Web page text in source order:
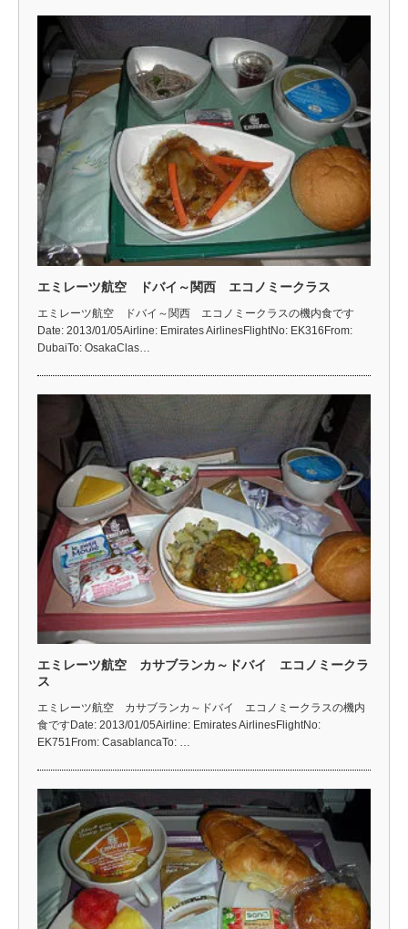
エミレーツ航空 ドバイ～関西 エコノミークラス
エミレーツ航空 ドバイ～関西 エコノミークラスの機内食です
Date: 2013/01/05Airline: Emirates AirlinesFlightNo: EK316From:
DubaiTo: OsakaClas…
エミレーツ航空 カサブランカ～ドバイ エコノミークラ
ス
エミレーツ航空 カサブランカ～ドバイ エコノミークラスの機内
食ですDate: 2013/01/05Airline: Emirates AirlinesFlightNo:
EK751From: CasablancaTo: …